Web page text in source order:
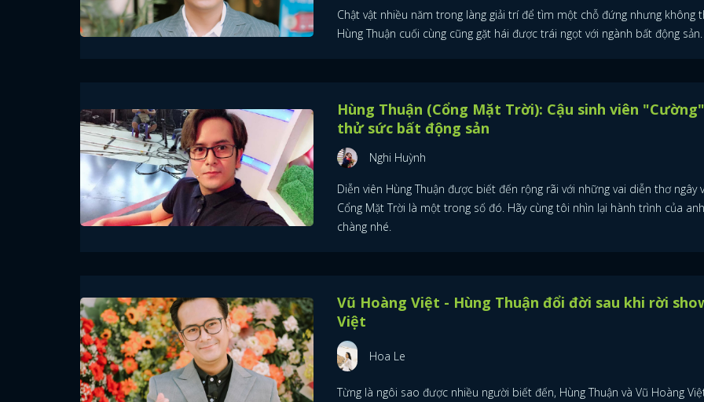
ĐĂNG NHẬP
FACEBOOK GOOGLE
Chật vật nhiều năm trong làng giải trí để tìm một chỗ đứng nhưng không
Hùng Thuận cuối cùng cũng gặt hái được trái ngọt với ngành bất động sản.
Hùng Thuận (Cổng Mặt Trời): Cậu sinh viên "Cường"
thử sức bất động sản
Nghi Huỳnh
Diễn viên Hùng Thuận được biết đến rộng rãi với những vai diễn thơ ngây
Cổng Mặt Trời là một trong số đó. Hãy cùng tôi nhìn lại hành trình của anh
chàng nhé.
Vũ Hoàng Việt - Hùng Thuận đổi đời sau khi rời
Việt
Hoa Le
Từng là ngôi sao được nhiều người biết đến, Hùng Thuận và Vũ Hoàng